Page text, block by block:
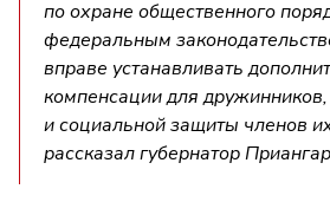
по охране общественного
федеральным
вправе устанавливать
компенсации для
и социальной защиты членов
рассказал губернатор